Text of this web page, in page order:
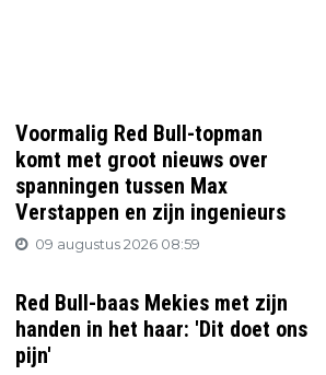
Voormalig Red Bull-topman
komt met groot nieuws over
spanningen tussen Max
Verstappen en zijn ingenieurs
09 augustus 2026 08:59
Red Bull-baas Mekies met zijn
handen in het haar: 'Dit doet ons
pijn'